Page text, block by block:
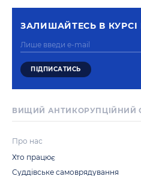
ЗАЛИШАЙТЕСЬ В
ВИЩИЙ АНТИКОРУПЦІЙНИЙ
Про нас
Хто працює
Суддівське самоврядування